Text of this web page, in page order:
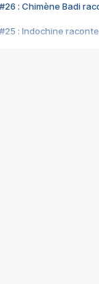
#26 : Chimène Badi
#25 : Indochine